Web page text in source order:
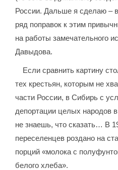
России. Дальше я сделаю –
ряд поправок к этим
на работы замечательного
Давыдова.
Если сравнить картину
тех крестьян, которым не
части России, в Сибирь с
депортации целых народов
не знаешь, что сказать… В
переселенцев роздано на
порций «молока с
белого хлеба».